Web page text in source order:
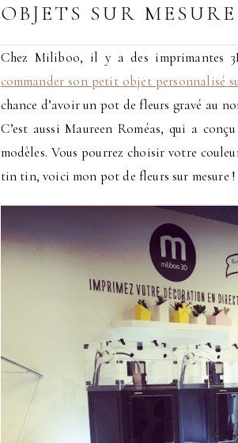
OBJETS SUR MESURE
Chez Miliboo, il y a des imprimantes
commander son petit objet personnalisé
chance d’avoir un pot de fleurs gravé au
C’est aussi Maureen Roméas, qui a
modèles. Vous pourrez choisir votre
tin tin, voici mon pot de fleurs sur mesure !